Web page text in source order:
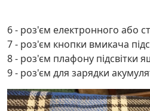
6 - роз'єм електронного або
7 - роз'єм кнопки вмикача
8 - роз'єм плафону підсвітки
9 - роз'єм для зарядки